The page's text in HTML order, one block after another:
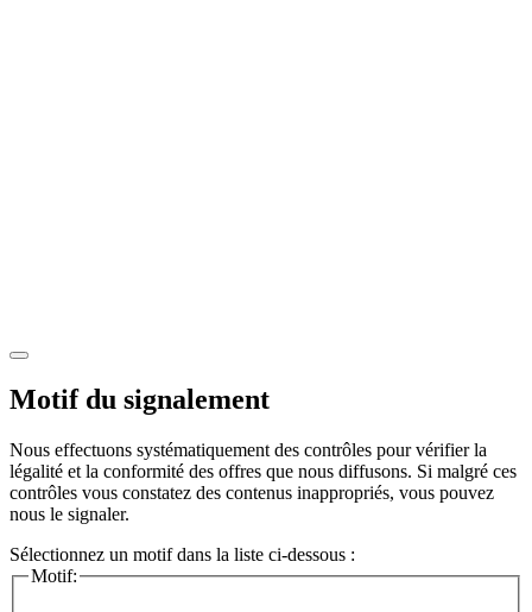
Motif du signalement
Nous effectuons systématiquement des contrôles pour vérifier la
légalité et la conformité des offres que nous diffusons. Si malgré ces
contrôles vous constatez des contenus inappropriés, vous pouvez
nous le signaler.
Sélectionnez un motif dans la liste ci-dessous :
Motif: